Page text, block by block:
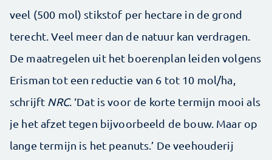
veel (500 mol) stikstof per hectare in de grond
terecht. Veel meer dan de natuur kan verdragen.
De maatregelen uit het boerenplan leiden volgens
Erisman tot een reductie van 6 tot 10 mol/ha,
schrijft NRC. ‘Dat is voor de korte termijn mooi als
je het afzet tegen bijvoorbeeld de bouw. Maar op
lange termijn is het peanuts.’ De veehouderij